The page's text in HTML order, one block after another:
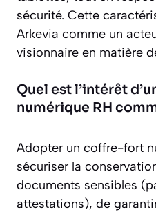
sécurité. Cette
Arkevia comme un
visionnaire en matière
Quel est l’intérêt
numérique RH
Adopter un coffre-fort
sécuriser la
documents sensibles
attestations), de